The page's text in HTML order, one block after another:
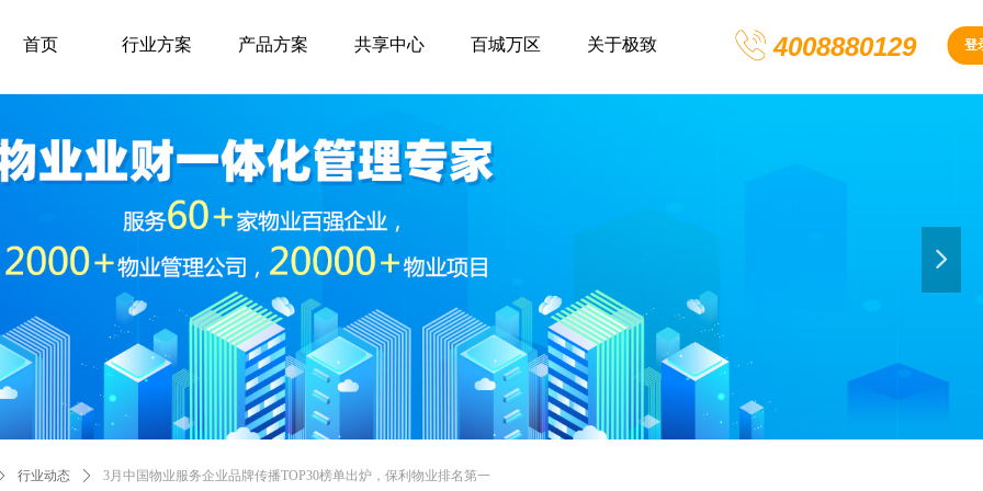
4008880129 登
首页 行业方案 产品方案 共享中心 百城万区 关于极致
넲
行业动态 ꄲ 3月中国物业服务企业品牌传播TOP30榜单出炉，保利物业排名第一